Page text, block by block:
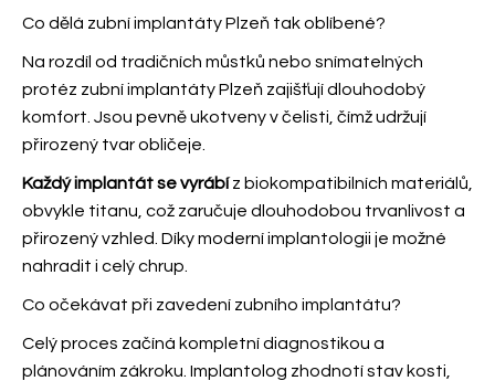
Co dělá zubní implantáty Plzeň tak oblíbené?
Na rozdíl od tradičních můstků nebo snímatelných
protéz zubní implantáty Plzeň zajišťují dlouhodobý
komfort. Jsou pevně ukotveny v čelisti, čímž udržují
přirozený tvar obličeje.
Každý implantát se vyrábíz biokompatibilních materiálů,
obvykle titanu, což zaručuje dlouhodobou trvanlivost a
přirozený vzhled. Díky moderní implantologii je možné
nahradit i celý chrup.
Co očekávat při zavedení zubního implantátu?
Celý proces začíná kompletní diagnostikou a
plánováním zákroku. Implantolog zhodnotí stav kosti,